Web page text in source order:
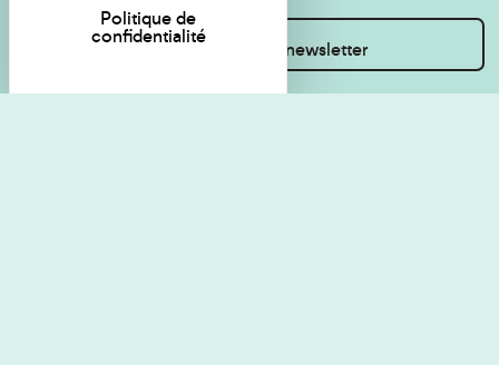
Inscrivez-vous à la newsletter
Politique de
confidentialité